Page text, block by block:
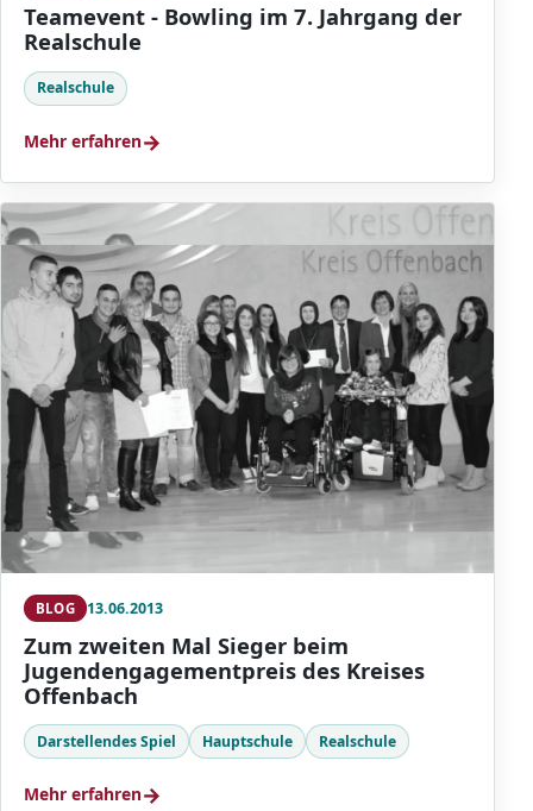
Teamevent - Bowling im 7. Jahrgang der
Realschule
Realschule
Mehr erfahren→
BLOG 13.06.2013
Zum zweiten Mal Sieger beim
Jugendengagementpreis des Kreises
Offenbach
Darstellendes Spiel Hauptschule Realschule
Mehr erfahren→